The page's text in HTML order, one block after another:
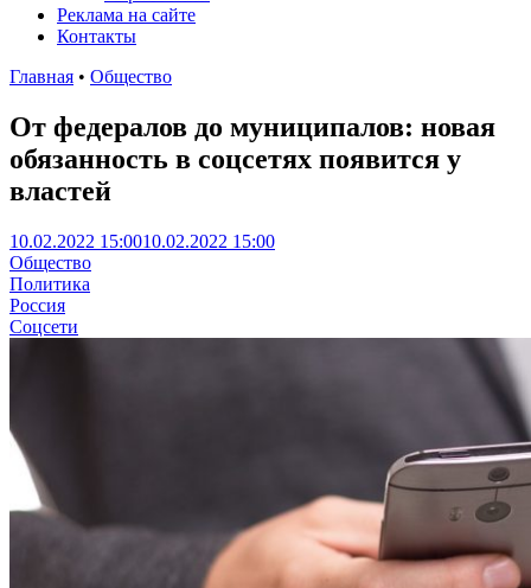
Реклама на сайте
Контакты
Главная • Общество
От федералов до муниципалов: новая
обязанность в соцсетях появится у
властей
10.02.2022 15:0010.02.2022 15:00
Общество
Политика
Россия
Соцсети